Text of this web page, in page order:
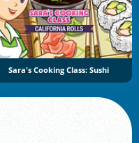
Sara's Cooking Class: Sushi